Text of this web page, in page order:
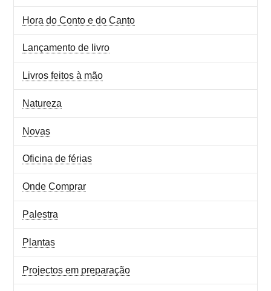
Hora do Conto e do Canto
Lançamento de livro
Livros feitos à mão
Natureza
Novas
Oficina de férias
Onde Comprar
Palestra
Plantas
Projectos em preparação